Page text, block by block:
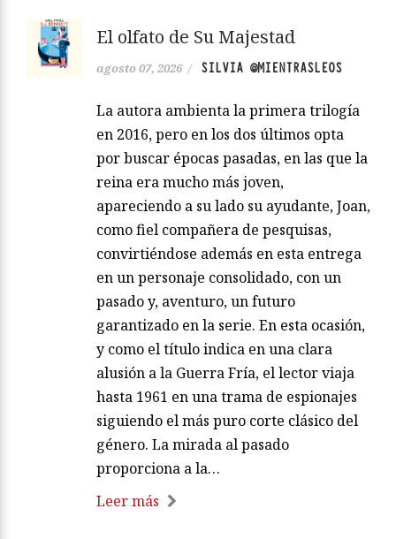
El olfato de Su Majestad
agosto 07, 2026 / SILVIA @MIENTRASLEOS
La autora ambienta la primera trilogía
en 2016, pero en los dos últimos opta
por buscar épocas pasadas, en las que la
reina era mucho más joven,
apareciendo a su lado su ayudante, Joan,
como fiel compañera de pesquisas,
convirtiéndose además en esta entrega
en un personaje consolidado, con un
pasado y, aventuro, un futuro
garantizado en la serie. En esta ocasión,
y como el título indica en una clara
alusión a la Guerra Fría, el lector viaja
hasta 1961 en una trama de espionajes
siguiendo el más puro corte clásico del
género. La mirada al pasado
proporciona a la…
Leer más